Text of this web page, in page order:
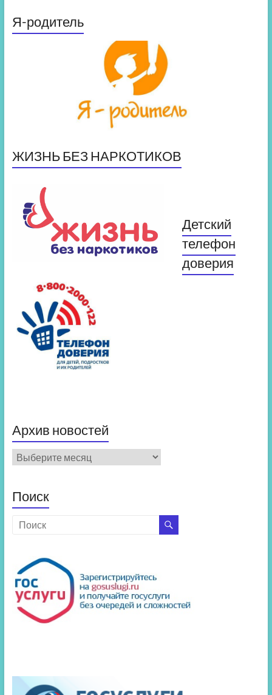
Я-родитель
ЖИЗНЬ БЕЗ НАРКОТИКОВ
Детский
телефон
доверия
Архив новостей
Архив
новостей
Поиск